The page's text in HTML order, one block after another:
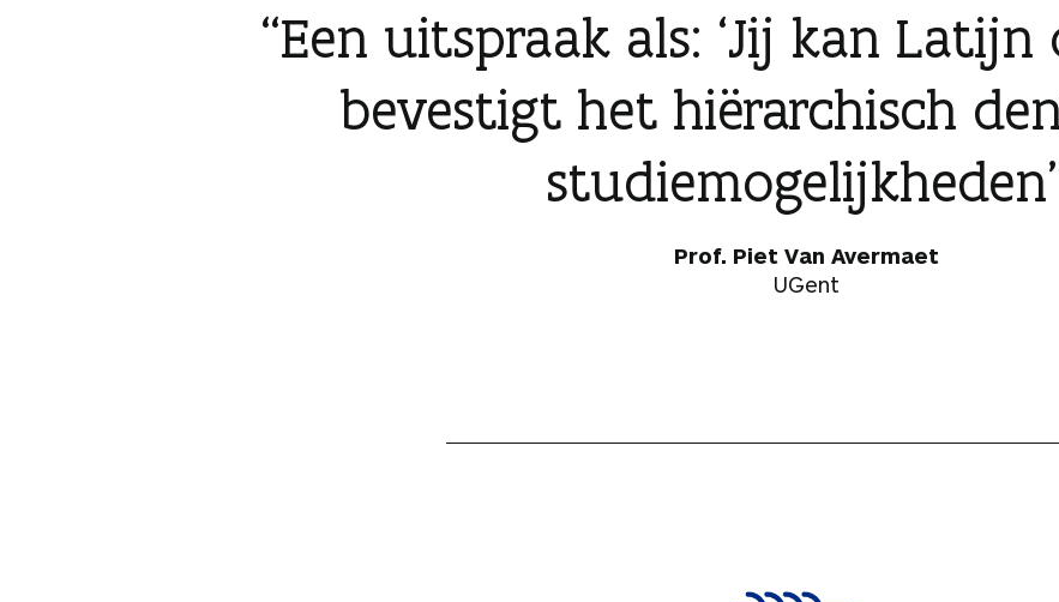
Een uitspraak als: ‘Jij kan Latijn
bevestigt het hiërarchisch
studiemogelijkheden
Prof. Piet Van Avermaet
UGent